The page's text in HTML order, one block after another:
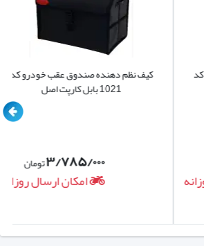
کیف نظم دهنده صندوق عقب خودرو کد
۳/۷۸۵/۰۰۰تومان
امکان ارسال روزانه